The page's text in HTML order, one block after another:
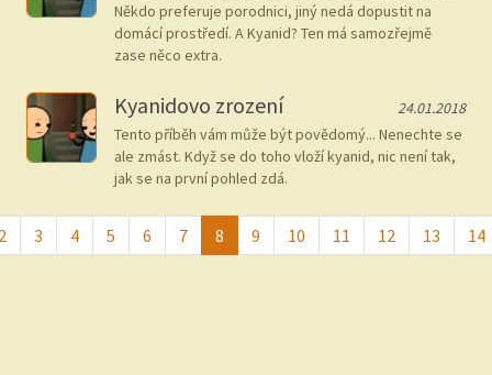
Někdo preferuje porodnici, jiný nedá dopustit na
domácí prostředí. A Kyanid? Ten má samozřejmě
zase něco extra.
Kyanidovo zrození
24.01.2018
Tento příběh vám může být povědomý... Nenechte se
ale zmást. Když se do toho vloží kyanid, nic není tak,
jak se na první pohled zdá.
3 4 5 6 7 8 9 10 11 12 13 14